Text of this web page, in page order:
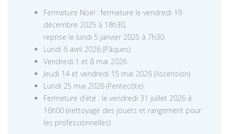
Fermeture Noël : fermeture le vendredi 19
décembre 2025 à 18h30,
reprise le lundi 5 janvier 2025 à 7h30.
Lundi 6 avril 2026 (Pâques)
Vendredi 1 et 8 mai 2026
Jeudi 14 et vendredi 15 mai 2026 (Ascension)
Lundi 25 mai 2026 (Pentecôte)
Fermeture d’été : le vendredi 31 juillet 2026 à
16h00 (nettoyage des jouets et rangement pour
les professionnelles)